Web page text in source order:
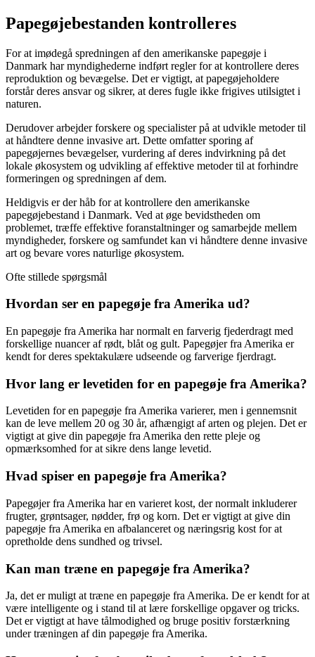
Papegøjebestanden kontrolleres
For at imødegå spredningen af den amerikanske papegøje i
Danmark har myndighederne indført regler for at kontrollere deres
reproduktion og bevægelse. Det er vigtigt, at papegøjeholdere
forstår deres ansvar og sikrer, at deres fugle ikke frigives utilsigtet i
naturen.
Derudover arbejder forskere og specialister på at udvikle metoder til
at håndtere denne invasive art. Dette omfatter sporing af
papegøjernes bevægelser, vurdering af deres indvirkning på det
lokale økosystem og udvikling af effektive metoder til at forhindre
formeringen og spredningen af dem.
Heldigvis er der håb for at kontrollere den amerikanske
papegøjebestand i Danmark. Ved at øge bevidstheden om
problemet, træffe effektive foranstaltninger og samarbejde mellem
myndigheder, forskere og samfundet kan vi håndtere denne invasive
art og bevare vores naturlige økosystem.
Ofte stillede spørgsmål
Hvordan ser en papegøje fra Amerika ud?
En papegøje fra Amerika har normalt en farverig fjederdragt med
forskellige nuancer af rødt, blåt og gult. Papegøjer fra Amerika er
kendt for deres spektakulære udseende og farverige fjerdragt.
Hvor lang er levetiden for en papegøje fra Amerika?
Levetiden for en papegøje fra Amerika varierer, men i gennemsnit
kan de leve mellem 20 og 30 år, afhængigt af arten og plejen. Det er
vigtigt at give din papegøje fra Amerika den rette pleje og
opmærksomhed for at sikre dens lange levetid.
Hvad spiser en papegøje fra Amerika?
Papegøjer fra Amerika har en varieret kost, der normalt inkluderer
frugter, grøntsager, nødder, frø og korn. Det er vigtigt at give din
papegøje fra Amerika en afbalanceret og næringsrig kost for at
opretholde dens sundhed og trivsel.
Kan man træne en papegøje fra Amerika?
Ja, det er muligt at træne en papegøje fra Amerika. De er kendt for at
være intelligente og i stand til at lære forskellige opgaver og tricks.
Det er vigtigt at have tålmodighed og bruge positiv forstærkning
under træningen af din papegøje fra Amerika.